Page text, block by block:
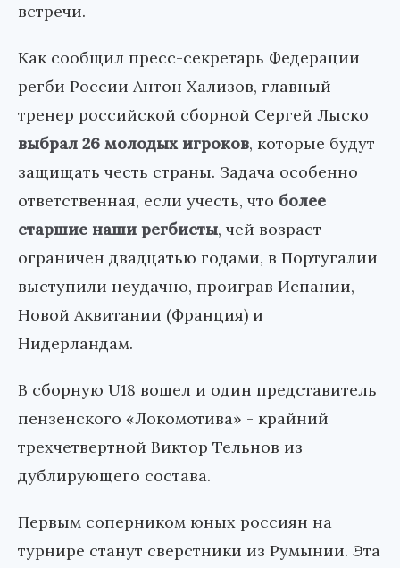
встречи.
Как сообщил пресс-секретарь Федерации
регби России Антон Хализов, главный
тренер российской сборной Сергей Лыско
выбрал 26 молодых игроков, которые будут
защищать честь страны. Задача особенно
ответственная, если учесть, что более
старшие наши регбисты, чей возраст
ограничен двадцатью годами, в Португалии
выступили неудачно, проиграв Испании,
Новой Аквитании (Франция) и
Нидерландам.
В сборную U18 вошел и один представитель
пензенского «Локомотива» - крайний
трехчетвертной Виктор Тельнов из
дублирующего состава.
Первым соперником юных россиян на
турнире станут сверстники из Румынии. Эта